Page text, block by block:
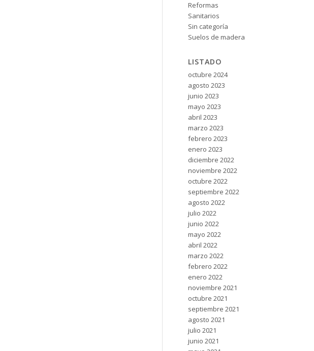
Reformas
Sanitarios
Sin categoría
Suelos de madera
LISTADO
octubre 2024
agosto 2023
junio 2023
mayo 2023
abril 2023
marzo 2023
febrero 2023
enero 2023
diciembre 2022
noviembre 2022
octubre 2022
septiembre 2022
agosto 2022
julio 2022
junio 2022
mayo 2022
abril 2022
marzo 2022
febrero 2022
enero 2022
noviembre 2021
octubre 2021
septiembre 2021
agosto 2021
julio 2021
junio 2021